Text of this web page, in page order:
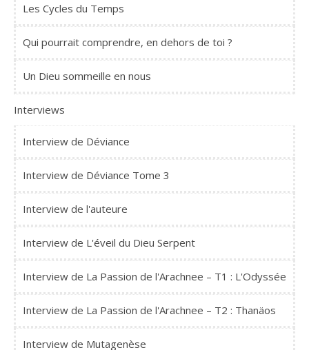
Les Cycles du Temps
Qui pourrait comprendre, en dehors de toi ?
Un Dieu sommeille en nous
Interviews
Interview de Déviance
Interview de Déviance Tome 3
Interview de l'auteure
Interview de L'éveil du Dieu Serpent
Interview de La Passion de l'Arachnee – T1 : L'Odyssée
Interview de La Passion de l'Arachnee – T2 : Thanäos
Interview de Mutagenèse